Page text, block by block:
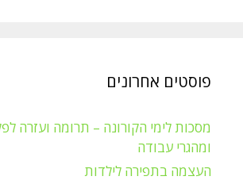
פוסטים אחרונים
מסכות לימי הקורונה – תרומה ועזרה
ומהגרי עבודה
העצמה בתפירה לילדות